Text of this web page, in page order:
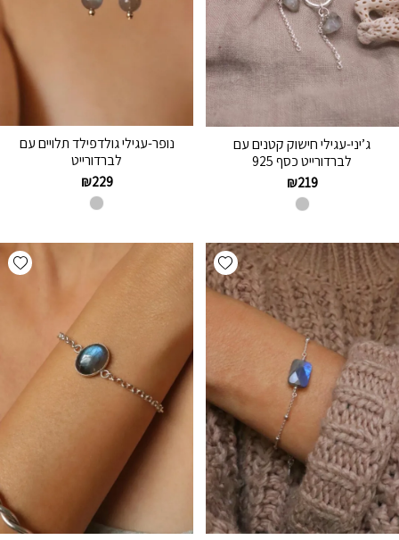
ג’יני-עגילי חישוק קטנים עם
לברדורייט כסף 925
₪219
נופר-עגילי גולדפילד תלויים עם
לברדורייט
₪229
Add wishlist